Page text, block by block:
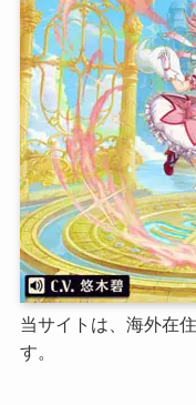
当サイトは、海外在
す。